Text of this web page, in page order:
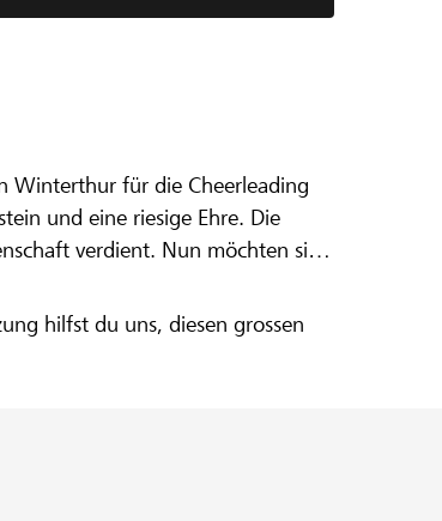
EM in
Winterthur für die Cheerleading
und eine riesige Ehre. Die
verdient. Nun möchten sie
hilfst du uns, diesen grossen